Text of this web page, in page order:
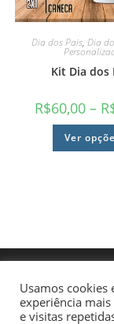
Dia dos Pais,Dia
Kit Dia dos
R$60,00 –
Ver
Usamos cookies
experiência
e visitas